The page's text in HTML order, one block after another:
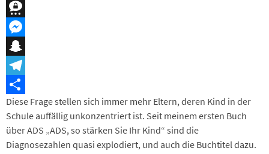
XING
Threema
Messenger
Snapchat
Telegram
Teilen
Diese Frage stellen sich immer mehr Eltern, deren Kind in der
Schule auffällig unkonzentriert ist. Seit meinem ersten Buch
über ADS „ADS, so stärken Sie Ihr Kind“ sind die
Diagnosezahlen quasi explodiert, und auch die Buchtitel dazu.